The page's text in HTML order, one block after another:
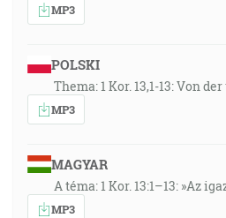
MP3
POLSKI
Thema: 1 Kor. 13,1-13: Von
MP3
MAGYAR
A téma: 1 Kor. 13:1–13: »Az
MP3